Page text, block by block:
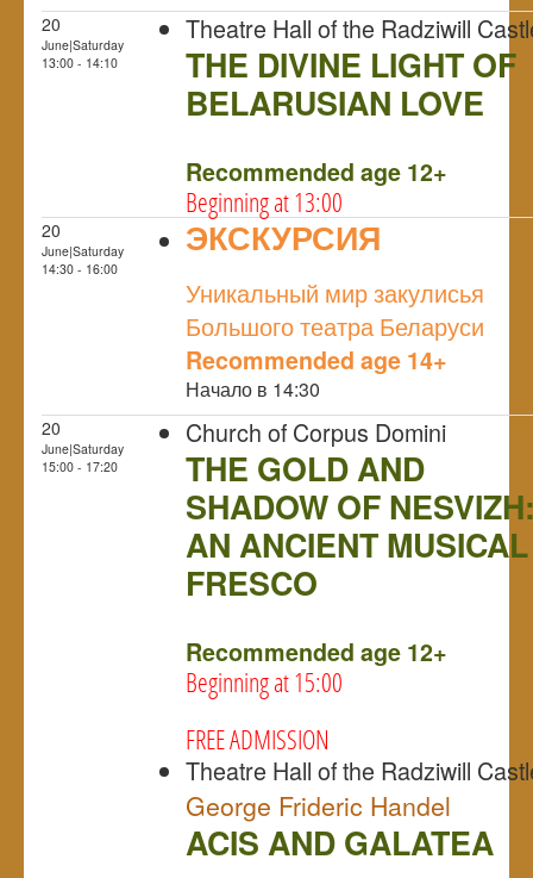
20
June|Saturday
13:00 - 14:10
Theatre Hall of the Radziwill
THE DIVINE LIGHT OF
BELARUSIAN LOVE
Recommended age 12+
Beginning at 13:00
20
June|Saturday
14:30 - 16:00
ЭКСКУРСИЯ
Уникальный мир закулисья
Большого театра Беларуси
Recommended age 14+
Начало в 14:30
20
June|Saturday
15:00 - 17:20
Church of Corpus Domini
THE GOLD AND
SHADOW OF
AN ANCIENT MUSICAL
FRESCO
Recommended age 12+
Beginning at 15:00
FREE ADMISSION
Theatre Hall of the Radziwill
George Frideric Handel
ACIS AND GALATEA